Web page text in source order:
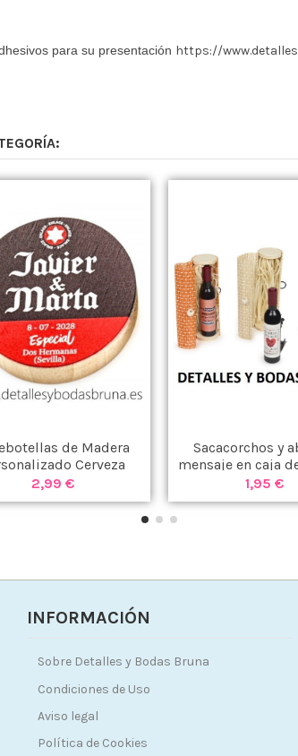
para su presentación https://
de Madera
Cerveza
Estrella Galicia
2,99 €
Sacacorchos y
mensaje en caja
1,95 €
INFORMACIÓN
Sobre Detalles y Bodas Bruna
Condiciones de Uso
Aviso legal
Política de Cookies